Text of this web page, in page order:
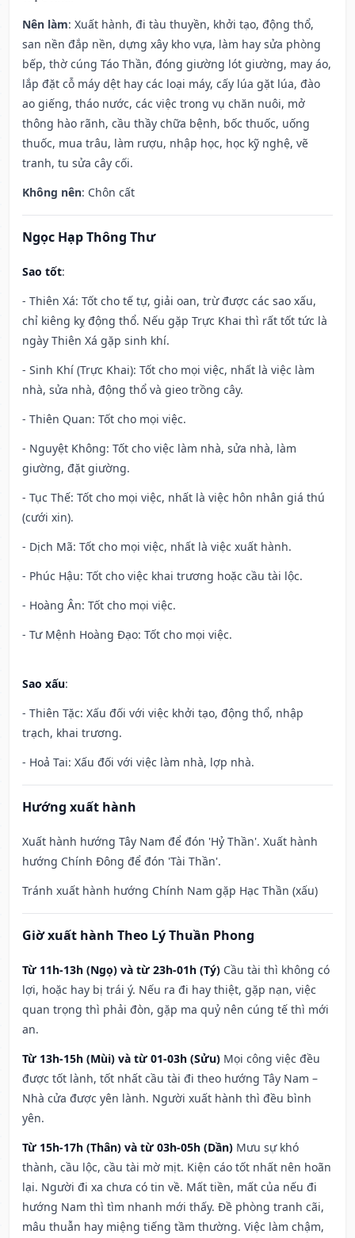
Nên làm: Xuất hành, đi tàu thuyền, khởi tạo, động thổ,
san nền đắp nền, dựng xây kho vựa, làm hay sửa phòng
bếp, thờ cúng Táo Thần, đóng giường lót giường, may áo,
lắp đặt cỗ máy dệt hay các loại máy, cấy lúa gặt lúa, đào
ao giếng, tháo nước, các việc trong vụ chăn nuôi, mở
thông hào rãnh, cầu thầy chữa bệnh, bốc thuốc, uống
thuốc, mua trâu, làm rượu, nhập học, học kỹ nghệ, vẽ
tranh, tu sửa cây cối.
Không nên: Chôn cất
Ngọc Hạp Thông Thư
Sao tốt:
- Thiên Xá: Tốt cho tế tự, giải oan, trừ được các sao xấu,
chỉ kiêng kỵ động thổ. Nếu gặp Trực Khai thì rất tốt tức là
ngày Thiên Xá gặp sinh khí.
- Sinh Khí (Trực Khai): Tốt cho mọi việc, nhất là việc làm
nhà, sửa nhà, động thổ và gieo trồng cây.
- Thiên Quan: Tốt cho mọi việc.
- Nguyệt Không: Tốt cho việc làm nhà, sửa nhà, làm
giường, đặt giường.
- Tục Thế: Tốt cho mọi việc, nhất là việc hôn nhân giá thú
(cưới xin).
- Dịch Mã: Tốt cho mọi việc, nhất là việc xuất hành.
- Phúc Hậu: Tốt cho việc khai trương hoặc cầu tài lộc.
- Hoàng Ân: Tốt cho mọi việc.
- Tư Mệnh Hoàng Đạo: Tốt cho mọi việc.
Sao xấu:
- Thiên Tặc: Xấu đối với việc khởi tạo, động thổ, nhập
trạch, khai trương.
- Hoả Tai: Xấu đối với việc làm nhà, lợp nhà.
Hướng xuất hành
Xuất hành hướng Tây Nam để đón 'Hỷ Thần'. Xuất hành
hướng Chính Đông để đón 'Tài Thần'.
Tránh xuất hành hướng Chính Nam gặp Hạc Thần (xấu)
Giờ xuất hành Theo Lý Thuần Phong
Từ 11h-13h (Ngọ) và từ 23h-01h (Tý) Cầu tài thì không có
lợi, hoặc hay bị trái ý. Nếu ra đi hay thiệt, gặp nạn, việc
quan trọng thì phải đòn, gặp ma quỷ nên cúng tế thì mới
an.
Từ 13h-15h (Mùi) và từ 01-03h (Sửu) Mọi công việc đều
được tốt lành, tốt nhất cầu tài đi theo hướng Tây Nam –
Nhà cửa được yên lành. Người xuất hành thì đều bình
yên.
Từ 15h-17h (Thân) và từ 03h-05h (Dần) Mưu sự khó
thành, cầu lộc, cầu tài mờ mịt. Kiện cáo tốt nhất nên hoãn
lại. Người đi xa chưa có tin về. Mất tiền, mất của nếu đi
hướng Nam thì tìm nhanh mới thấy. Đề phòng tranh cãi,
mâu thuẫn hay miệng tiếng tầm thường. Việc làm chậm,